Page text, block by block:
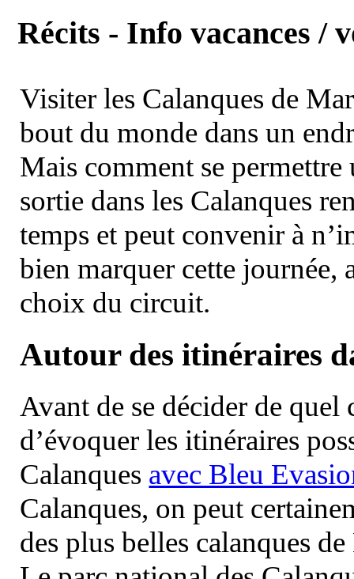
Récits - Info vacances /
Visiter les Calanques de
bout du monde dans un
Mais comment se permettre
sortie dans les Calanques
temps et peut convenir à
bien marquer cette journée,
choix du circuit.
Autour des itinéraires
Avant de se décider de
d’évoquer les itinéraires
Calanques avec Bleu
Calanques, on peut
des plus belles calanques